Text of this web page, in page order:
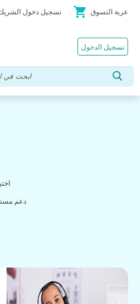
تسجيل دخول shopping_cart عربة التسوق
تسجيل الدخول
دعم